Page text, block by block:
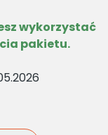
wykorzystać
pakietu.